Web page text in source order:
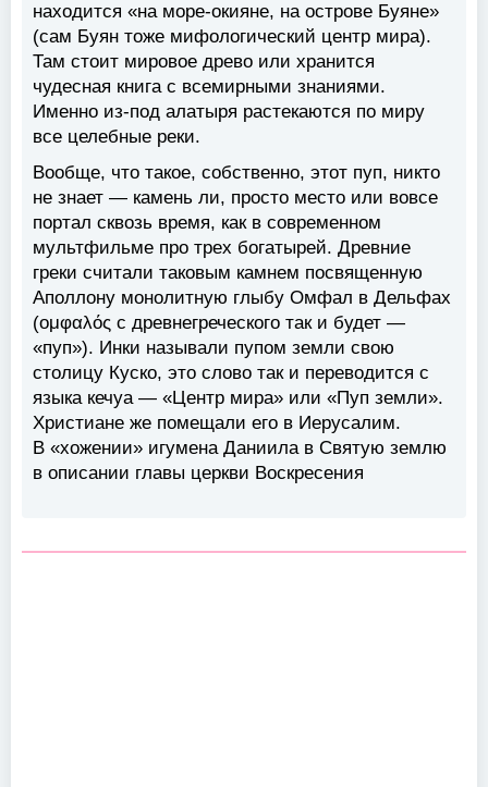
находится «на море-окияне, на острове Буяне»
(сам Буян тоже мифологический центр мира).
Там стоит мировое древо или хранится
чудесная книга с всемирными знаниями.
Именно из-под алатыря растекаются по миру
все целебные реки.
Вообще, что такое, собственно, этот пуп, никто
не знает — камень ли, просто место или вовсе
портал сквозь время, как в современном
мультфильме про трех богатырей. Древние
греки считали таковым камнем посвященную
Аполлону монолитную глыбу Омфал в Дельфах
(ομφαλός с древнегреческого так и будет —
«пуп»). Инки называли пупом земли свою
столицу Куско, это слово так и переводится с
языка кечуа — «Центр мира» или «Пуп земли».
Христиане же помещали его в Иерусалим.
В «хожении» игумена Даниила в Святую землю
в описании главы церкви Воскресения